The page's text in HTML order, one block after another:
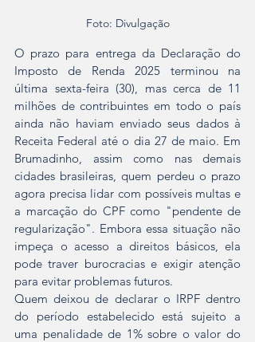
Foto: Divulgação
O prazo para entrega da Declaração do
Imposto de Renda 2025 terminou na
última sexta-feira (30), mas cerca de 11
milhões de contribuintes em todo o país
ainda não haviam enviado seus dados à
Receita Federal até o dia 27 de maio. Em
Brumadinho, assim como nas demais
cidades brasileiras, quem perdeu o prazo
agora precisa lidar com possíveis multas e
a marcação do CPF como "pendente de
regularização". Embora essa situação não
impeça o acesso a direitos básicos, ela
pode traver burocracias e exigir atenção
para evitar problemas futuros.
Quem deixou de declarar o IRPF dentro
do período estabelecido está sujeito a
uma penalidade de 1% sobre o valor do